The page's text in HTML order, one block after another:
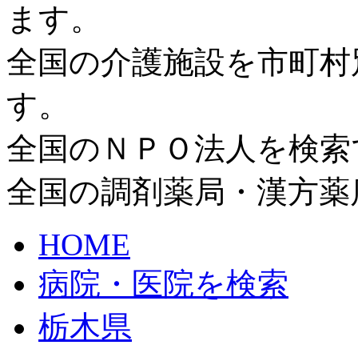
ます。
全国の介護施設を市町
す。
全国のＮＰＯ法人を検
全国の調剤薬局・漢方
HOME
病院・医院を検索
栃木県